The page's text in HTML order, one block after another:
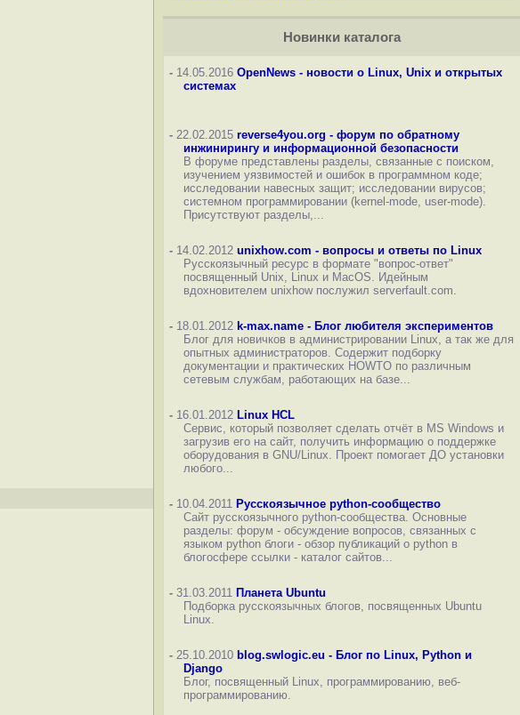
Новинки каталога
- 14.05.2016 OpenNews - новости о Linux, Unix и открытых
системах
- 22.02.2015 reverse4you.org - форум по обратному
инжинирингу и информационной безопасности
В форуме представлены разделы, связанные с поиском,
изучением уязвимостей и ошибок в программном коде;
исследовании навесных защит; исследовании вирусов;
системном программировании (kernel-mode, user-mode).
Присутствуют разделы,...
- 14.02.2012 unixhow.com - вопросы и ответы по Linux
Русскоязычный ресурс в формате "вопрос-ответ"
посвященный Unix, Linux и MacOS. Идейным
вдохновителем unixhow послужил serverfault.com.
- 18.01.2012 k-max.name - Блог любителя экспериментов
Блог для новичков в администрировании Linux, а так же для
опытных администраторов. Содержит подборку
документации и практических HOWTO по различным
сетевым службам, работающих на базе...
- 16.01.2012 Linux HCL
Сервис, который позволяет сделать отчёт в MS Windows и
загрузив его на сайт, получить информацию о поддержке
оборудования в GNU/Linux. Проект помогает ДО установки
любого...
- 10.04.2011 Русскоязычное python-сообщество
Сайт русскоязычного python-сообщества. Основные
разделы: форум - обсуждение вопросов, связанных с
языком python блоги - обзор публикаций о python в
блогосфере ссылки - каталог сайтов...
- 31.03.2011 Планета Ubuntu
Подборка русскоязычных блогов, посвященных Ubuntu
Linux.
- 25.10.2010 blog.swlogic.eu - Блог по Linux, Python и
Django
Блог, посвященный Linux, программированию, веб-
программированию.